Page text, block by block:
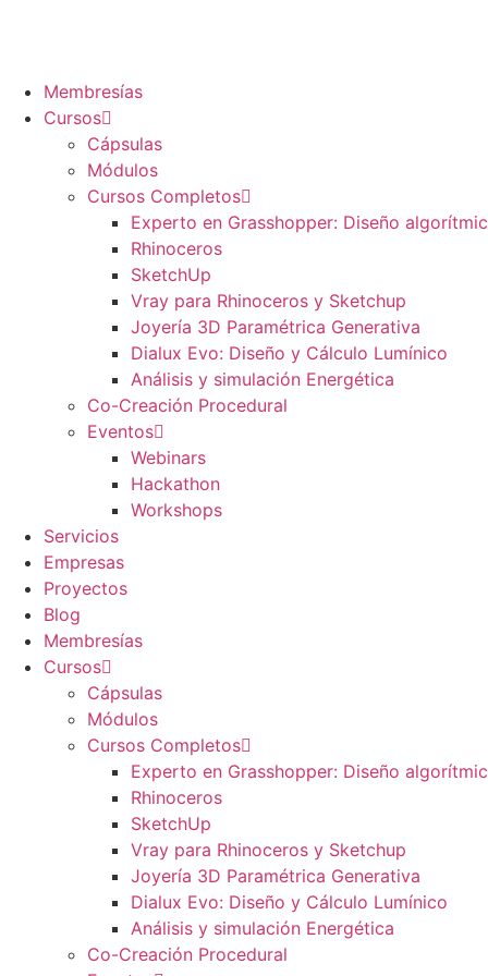
Membresías
Cursos
Cápsulas
Módulos
Cursos Completos
Experto en Grasshopper: Diseño
Rhinoceros
SketchUp
Vray para Rhinoceros y Sketchup
Joyería 3D Paramétrica Generativa
Dialux Evo: Diseño y Cálculo Lumínico
Análisis y simulación Energética​
Co-Creación Procedural
Eventos
Webinars
Hackathon
Workshops
Servicios
Empresas
Proyectos
Blog
Membresías
Cursos
Cápsulas
Módulos
Cursos Completos
Experto en Grasshopper: Diseño
Rhinoceros
SketchUp
Vray para Rhinoceros y Sketchup
Joyería 3D Paramétrica Generativa
Dialux Evo: Diseño y Cálculo Lumínico
Análisis y simulación Energética​
Co-Creación Procedural